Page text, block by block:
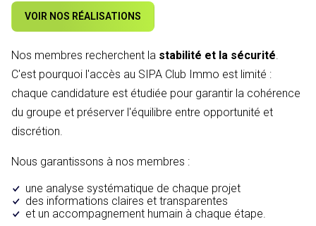
VOIR NOS RÉALISATIONS
Nos membres recherchent la stabilité et la sécurité.
C'est pourquoi l'accès au SIPA Club Immo est limité :
chaque candidature est étudiée pour garantir la cohérence
du groupe et préserver l'équilibre entre opportunité et
discrétion.
Nous garantissons à nos membres :
une analyse systématique de chaque projet
des informations claires et transparentes
et un accompagnement humain à chaque étape.